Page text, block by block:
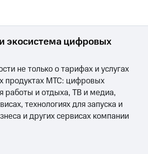
экосистема цифровых
не только о тарифах и услугах
продуктах МТС: цифровых
работы и отдыха, ТВ и медиа,
технологиях для запуска и
и других сервисах компании